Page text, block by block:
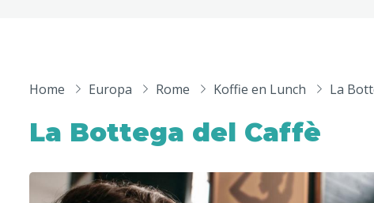
Europa
Andere wereldsteden
Florence
Home Europa Rome Koffie en Lunch La
La Bottega del Caffè